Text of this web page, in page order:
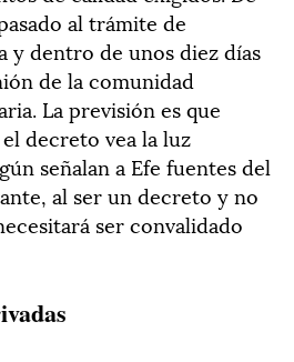
al trámite de
y dentro de unos diez días
de la comunidad
La previsión es que
decreto vea la luz
señalan a Efe fuentes del
al ser un decreto y no
ser convalidado